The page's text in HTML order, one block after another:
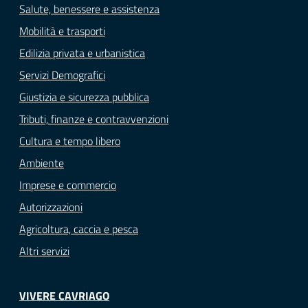
Salute, benessere e assistenza
Mobilità e trasporti
Edilizia privata e urbanistica
Servizi Demografici
Giustizia e sicurezza pubblica
Tributi, finanze e contravvenzioni
Cultura e tempo libero
Ambiente
Imprese e commercio
Autorizzazioni
Agricoltura, caccia e pesca
Altri servizi
VIVERE CAVRIAGO